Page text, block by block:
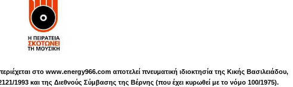
στο www.energy966.com αποτελεί πνευματική ιδιοκτησία της Κικής Βασιλειάδου,
1993 και της Διεθνούς Σύμβασης της Βέρνης (που έχει κυρωθεί με το νόμο 100/1975).